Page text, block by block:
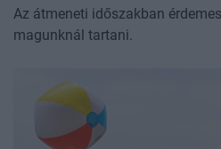
Az átmeneti időszakban
magunknál tartani.